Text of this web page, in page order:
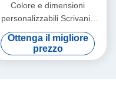
Colore e dimensioni
personalizzabili Scrivania
dirigente Presidente Tavolo
Commerciale Arredamento
per ufficio Supporto
Ottenga il migliore
prezzo